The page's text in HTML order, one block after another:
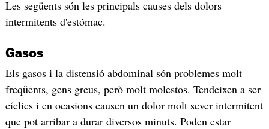
Les següents són les principals causes dels dolors
intermitents d'estómac.
Gasos
Els gasos i la distensió abdominal són problemes molt
freqüents, gens greus, però molt molestos. Tendeixen a ser
cíclics i en ocasions causen un dolor molt sever intermitent
que pot arribar a durar diversos minuts. Poden estar